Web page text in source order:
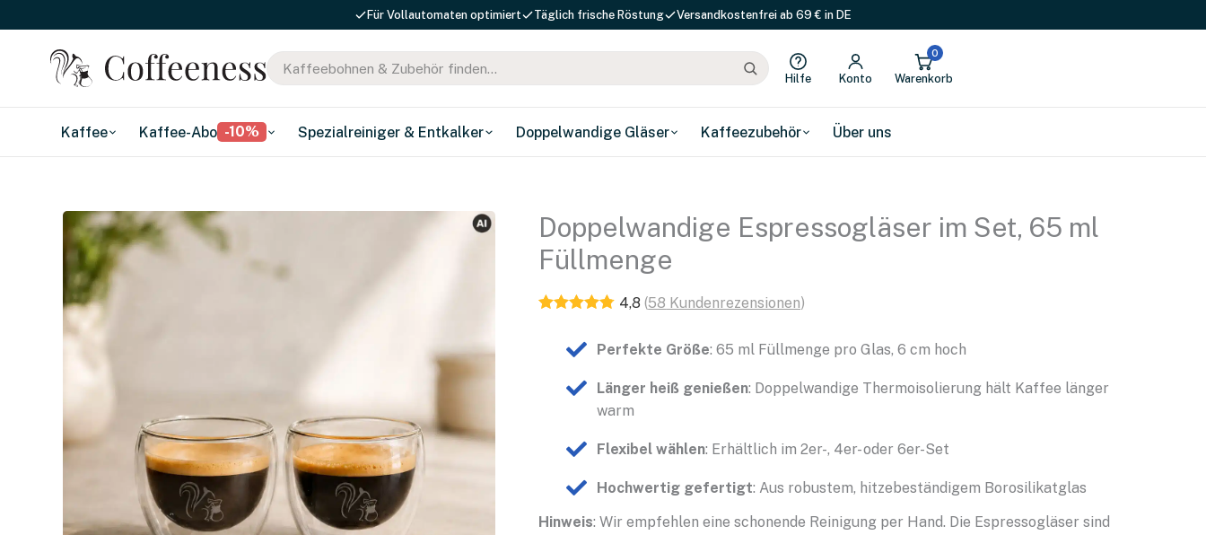
Für Vollautomaten optimiert Täglich frische Röstung Versandkostenfrei ab 69 € in DE
Hilfe Konto
0
Warenkorb
Kaffee Kaffee-Abo -10% Spezialreiniger & Entkalker Doppelwandige Gläser Kaffeezubehör Über uns
Doppelwandige Espressogläser im Set, 65 ml
Füllmenge
4,8 (58 Kundenrezensionen)
Perfekte Größe: 65 ml Füllmenge pro Glas, 6 cm hoch
Länger heiß genießen: Doppelwandige Thermoisolierung hält Kaffee länger
warm
Flexibel wählen: Erhältlich im 2er-, 4er- oder 6er-Set
Hochwertig gefertigt: Aus robustem, hitzebeständigem Borosilikatglas
Hinweis: Wir empfehlen eine schonende Reinigung per Hand. Die Espressogläser sind